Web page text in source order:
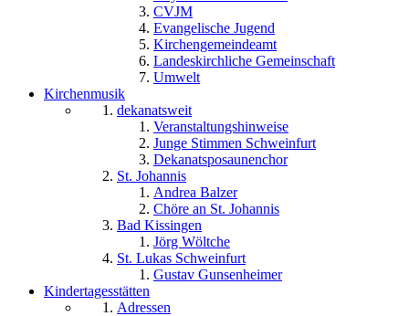
CVJM
Evangelische Jugend
Kirchengemeindeamt
Landeskirchliche Gemeinschaft
Umwelt
Kirchenmusik
dekanatsweit
Veranstaltungshinweise
Junge Stimmen Schweinfurt
Dekanatsposaunenchor
St. Johannis
Andrea Balzer
Chöre an St. Johannis
Bad Kissingen
Jörg Wöltche
St. Lukas Schweinfurt
Gustav Gunsenheimer
Kindertagesstätten
Adressen